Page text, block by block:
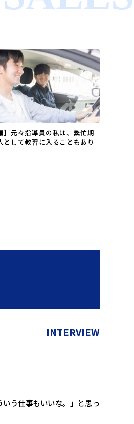
】元々指導員の私は、繁忙期
として教習に入ることもあり
INTERVIEW
う仕事もいいな。」と思っ